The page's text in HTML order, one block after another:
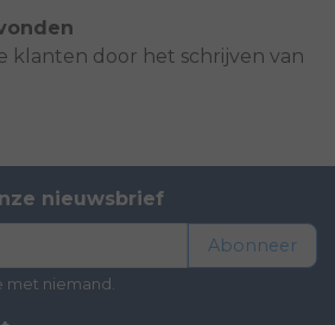
klanten door het schrijven van
nieuwsbrief
Abonneer
met niemand.